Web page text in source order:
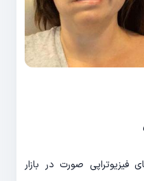
فیزیوتراپی صورت در بازار